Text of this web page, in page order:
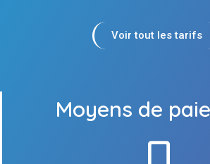
Voir tout les tarifs
Moyens de